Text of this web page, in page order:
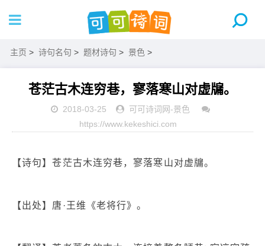
主页 > 诗句名句 > 题材诗句 > 景色 >
苍茫古木连穷巷，寥落寒山对虚牖。
2018-03-25 可可诗词网-景色
https://www.kekeshici.com
【诗句】苍茫古木连穷巷，寥落寒山对虚牖。
【出处】唐·王维《老将行》。